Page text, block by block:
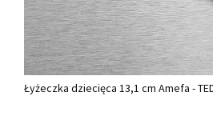
Łyżeczka dziecięca 13,1 cm Amefa -